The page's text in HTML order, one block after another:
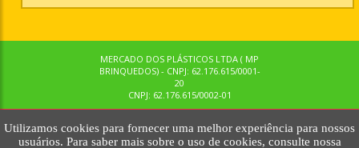
Utilizamos cookies para fornecer uma melhor experiência para nossos
usuários. Para saber mais sobre o uso de cookies, consulte nossa
MERCADO DOS PLÁSTICOS LTDA ( MP
BRINQUEDOS) - CNPJ: 62.176.615/0001-
20
CNPJ: 62.176.615/0002-01
© MPBRINQUEDOS. TODOS OS DIREITOS RESERVADOS. MKTNOW